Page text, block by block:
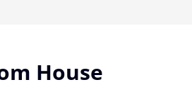
House